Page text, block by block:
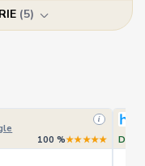
5
i
100 %★★★★★